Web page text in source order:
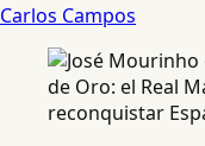
Carlos Campos